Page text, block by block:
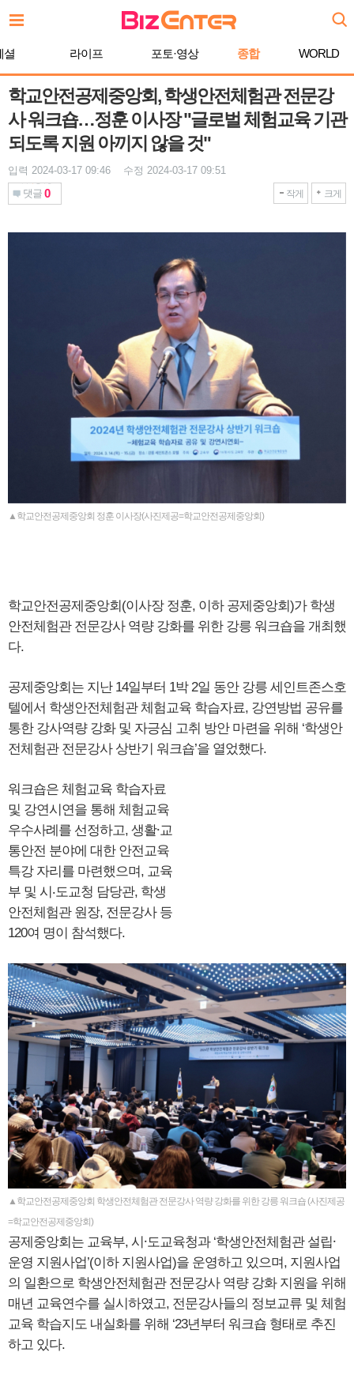
문
로셜 라이프 포토·영상 종합 WORLD
학교안전공제중앙회, 학생안전체험관 전문강
사 워크숍…정훈 이사장 "글로벌 체험교육 기관
되도록 지원 아끼지 않을 것"
입력 2024-03-17 09:46 수정 2024-03-17 09:51
댓글 0 작게 크게
▲학교안전공제중앙회 정훈 이사장(사진제공=학교안전공제중앙회)
학교안전공제중앙회(이사장 정훈, 이하 공제중앙회)가 학생
안전체험관 전문강사 역량 강화를 위한 강릉 워크숍을 개최했
다.
공제중앙회는 지난 14일부터 1박 2일 동안 강릉 세인트존스호
텔에서 학생안전체험관 체험교육 학습자료, 강연방법 공유를
통한 강사역량 강화 및 자긍심 고취 방안 마련을 위해 ‘학생안
전체험관 전문강사 상반기 워크숍’을 열었했다.
워크숍은 체험교육 학습자료
및 강연시연을 통해 체험교육
우수사례를 선정하고, 생활⸱교
통안전 분야에 대한 안전교육
특강 자리를 마련했으며, 교육
부 및 시‧도교청 담당관, 학생
안전체험관 원장, 전문강사 등
120여 명이 참석했다.
▲학교안전공제중앙회 학생안전체험관 전문강사 역량 강화를 위한 강릉 워크숍 (사진제공
=학교안전공제중앙회)
공제중앙회는 교육부, 시⸱도교육청과 ‘학생안전체험관 설립⸱
운영 지원사업’(이하 지원사업)을 운영하고 있으며, 지원사업
의 일환으로 학생안전체험관 전문강사 역량 강화 지원을 위해
매년 교육연수를 실시하였고, 전문강사들의 정보교류 및 체험
교육 학습지도 내실화를 위해 ‘23년부터 워크숍 형태로 추진
하고 있다.